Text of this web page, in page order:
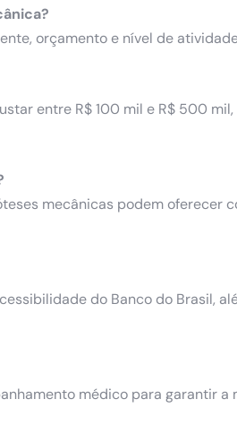
orçamento e nível de
entre R$ 100 mil e R$ 500
mecânicas podem oferecer
do Banco do Brasil,
médico para garantir a